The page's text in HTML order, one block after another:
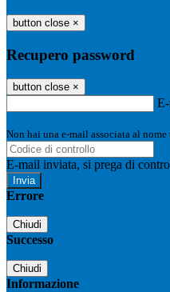
button close ×
Recupero password
button close ×
Non hai una e-mail associata al
E-mail inviata, si prega di
Errore
Chiudi
Successo
Chiudi
Informazione